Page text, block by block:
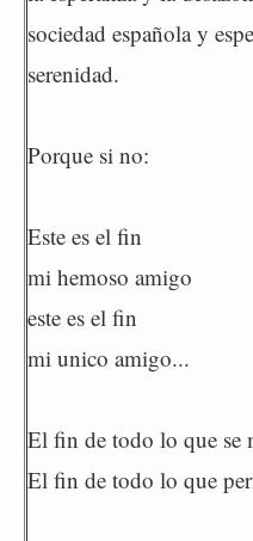
sociedad española y
serenidad.
Porque si no:
Este es el fin
mi hemoso amigo
este es el fin
mi unico amigo...
El fin de todo lo que se
El fin de todo lo que